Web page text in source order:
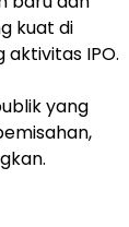
kuat di
IPO.
yang